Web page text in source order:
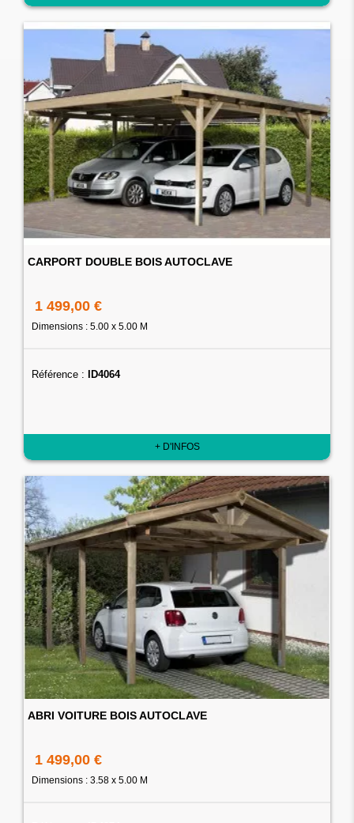
CARPORT DOUBLE BOIS AUTOCLAVE
1 499,00 €
Dimensions : 5.00 x 5.00 M
Référence : ID4064
+ D'INFOS
ABRI VOITURE BOIS AUTOCLAVE
1 499,00 €
Dimensions : 3.58 x 5.00 M